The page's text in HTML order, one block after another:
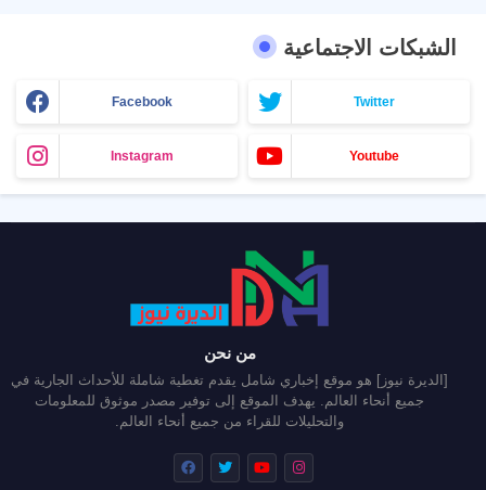
الشبكات الاجتماعية
Facebook Twitter
Instagram Youtube
من نحن
[الديرة نيوز] هو موقع إخباري شامل يقدم تغطية شاملة للأحداث الجارية في
جميع أنحاء العالم. يهدف الموقع إلى توفير مصدر موثوق للمعلومات
والتحليلات للقراء من جميع أنحاء العالم.